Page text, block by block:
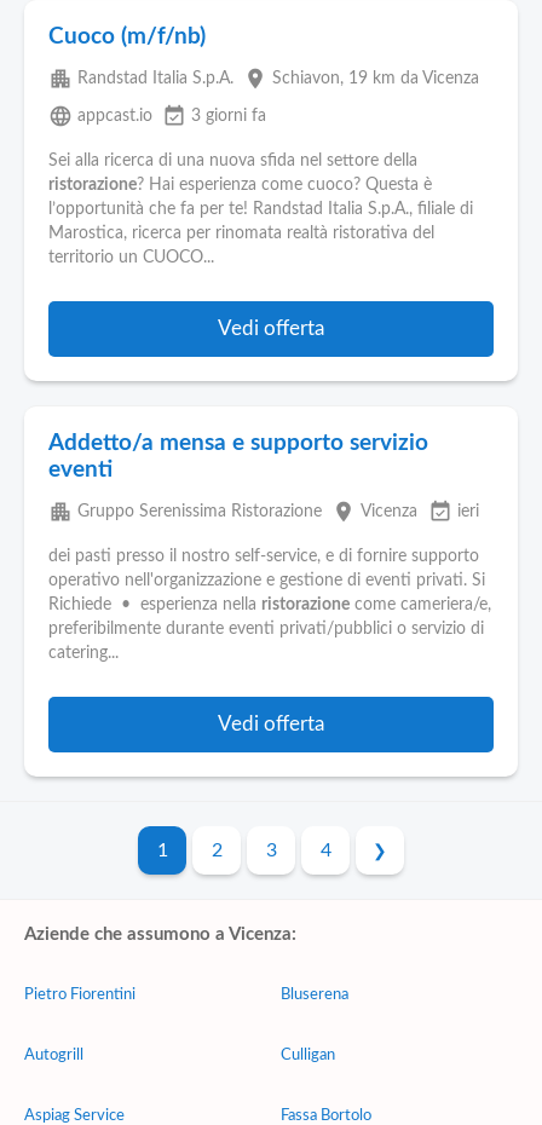
Cuoco (m/f/nb)
apartment Randstad Italia S.p.A. place Schiavon, 19 km da Vicenza
language appcast.io event_available 3 giorni fa
Sei alla ricerca di una nuova sfida nel settore della
ristorazione? Hai esperienza come cuoco? Questa è
l’opportunità che fa per te! Randstad Italia S.p.A., filiale di
Marostica, ricerca per rinomata realtà ristorativa del
territorio un CUOCO...
Vedi offerta
Addetto/a mensa e supporto servizio
eventi
apartment Gruppo Serenissima Ristorazione place Vicenza event_available ieri
dei pasti presso il nostro self-service, e di fornire supporto
operativo nell'organizzazione e gestione di eventi privati. Si
Richiede • esperienza nella ristorazione come cameriera/e,
preferibilmente durante eventi privati/pubblici o servizio di
catering...
Vedi offerta
1 2 3 4
Aziende che assumono a Vicenza:
Pietro Fiorentini
Autogrill
Aspiag Service
Bluserena
Culligan
Fassa Bortolo